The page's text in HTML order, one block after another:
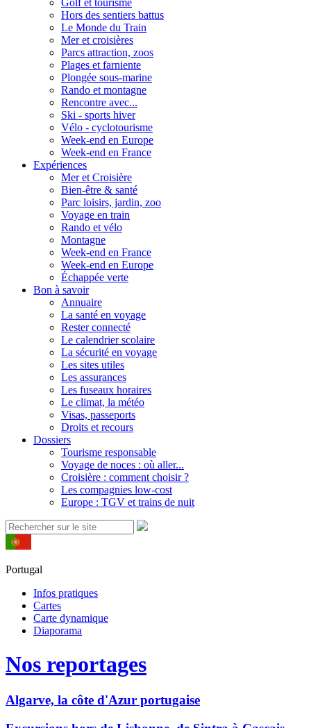
Golf et tourisme
Hors des sentiers battus
Le Monde du Train
Mer et croisières
Parcs attraction, zoos
Plages et farniente
Plongée sous-marine
Rando et montagne
Rencontre avec...
Ski - sports hiver
Vélo - cyclotourisme
Week-end en Europe
Week-end en France
Expériences
Mer et Croisière
Bien-être & santé
Parc loisirs, jardin, zoo
Voyage en train
Rando et vélo
Montagne
Week-end en France
Week-end en Europe
Échappée verte
Bon à savoir
Annuaire
La santé en voyage
Rester connecté
Le calendrier scolaire
La sécurité en voyage
Les sites utiles
Les assurances
Les fuseaux horaires
Le climat, la météo
Visas, passeports
Droits et recours
Dossiers
Tourisme responsable
Voyage de noces : où aller...
Croisière : comment choisir ?
Les compagnies low-cost
Europe : TGV et trains de nuit
Portugal
Infos pratiques
Cartes
Carte dynamique
Diaporama
Nos reportages
Algarve, la côte d'Azur portugaise